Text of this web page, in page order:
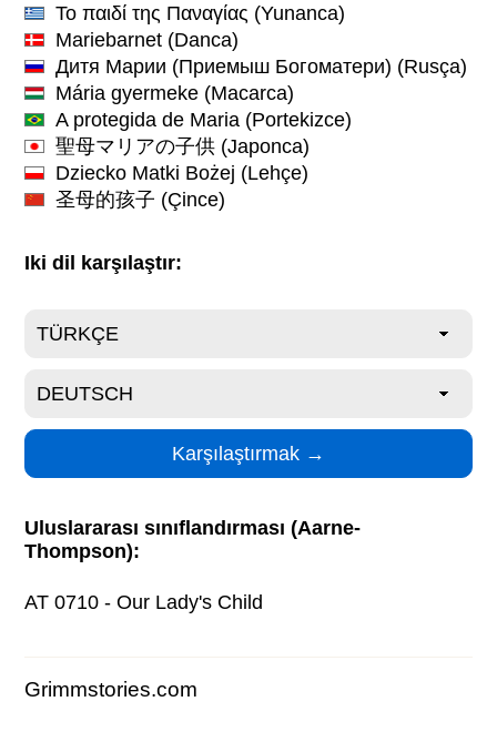
Το παιδί της Παναγίας (Yunanca)
Mariebarnet (Danca)
Дитя Марии (Приемыш Богоматери) (Rusça)
Mária gyermeke (Macarca)
A protegida de Maria (Portekizce)
聖母マリアの子供 (Japonca)
Dziecko Matki Bożej (Lehçe)
圣母的孩子 (Çince)
Iki dil karşılaştır:
Uluslararası sınıflandırması (Aarne-
Thompson):
AT 0710 - Our Lady's Child
Grimmstories.com